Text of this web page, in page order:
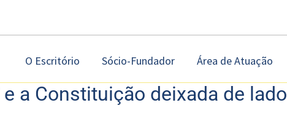
O Escritório Sócio-Fundador Área de Atuação
e a Constituição deixada de lado